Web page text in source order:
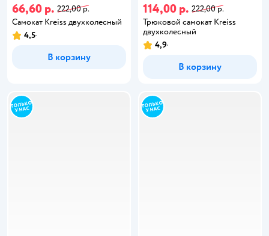
66,60 р. 222,00 р.
Самокат Kreiss двухколесный
4,5
В корзину
114,00 р. 222,00 р.
Трюковой самокат Kreiss
двухколесный
4,9
В корзину